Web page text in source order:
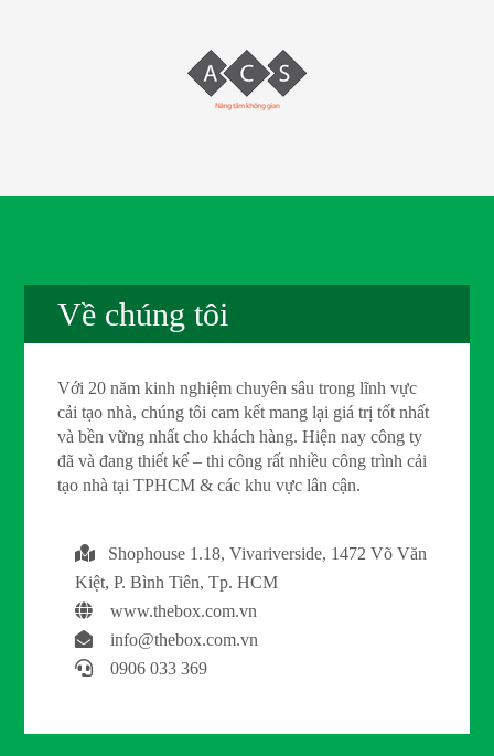
Về chúng tôi
Với 20 năm kinh nghiệm chuyên sâu trong lĩnh vực
cải tạo nhà, chúng tôi cam kết mang lại giá trị tốt nhất
và bền vững nhất cho khách hàng. Hiện nay công ty
đã và đang thiết kế – thi công rất nhiều công trình cải
tạo nhà tại TPHCM & các khu vực lân cận.
Shophouse 1.18, Vivariverside, 1472 Võ Văn
Kiệt, P. Bình Tiên, Tp. HCM
www.thebox.com.vn
info@thebox.com.vn
0906 033 369